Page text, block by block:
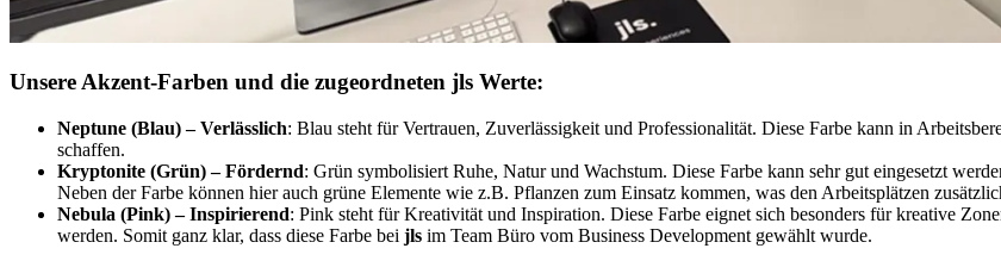
Unsere Akzent-Farben und die zugeordneten jls Werte:
Neptune (Blau) – Verlässlich: Blau steht für Vertrauen, Zuverlässigkeit und Professionalität. Diese Farbe kann in
schaffen.
Kryptonite (Grün) – Fördernd: Grün symbolisiert Ruhe, Natur und Wachstum. Diese Farbe kann sehr gut eingesetzt
Neben der Farbe können hier auch grüne Elemente wie z.B. Pflanzen zum Einsatz kommen, was den Arbeitsplätzen
Nebula (Pink) – Inspirierend: Pink steht für Kreativität und Inspiration. Diese Farbe eignet sich besonders für kreative
werden. Somit ganz klar, dass diese Farbe bei jls im Team Büro vom Business Development gewählt wurde.